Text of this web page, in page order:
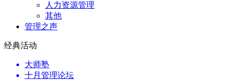
人力资源管理
其他
管理之声
经典活动
大师塾
十月管理论坛